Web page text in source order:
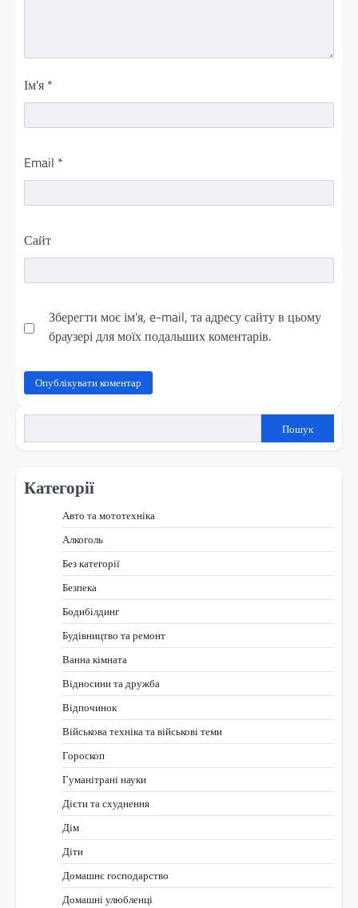
Ім'я *
Email *
Сайт
Зберегти моє ім'я, e-mail, та адресу сайту в цьому
браузері для моїх подальших коментарів.
Пошук
Категорії
Авто та мототехніка
Алкоголь
Без категорії
Безпека
Бодибілдинг
Будівництво та ремонт
Ванна кімната
Відносини та дружба
Відпочинок
Військова техніка та військові теми
Гороскоп
Гуманітрані науки
Дієти та схуднення
Дім
Діти
Домашнє господарство
Домашні улюбленці